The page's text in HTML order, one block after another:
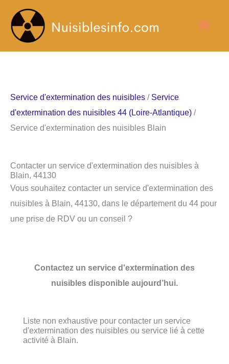
contenu
Service d'extermination des nuisibles / Service
d'extermination des nuisibles 44 (Loire-Atlantique) /
Service d'extermination des nuisibles Blain
Contacter un service d'extermination des nuisibles à
Blain, 44130
Vous souhaitez contacter un service d'extermination des
nuisibles à Blain, 44130, dans le département du 44 pour
une prise de RDV ou un conseil ?
Contactez un service d'extermination des
nuisibles disponible aujourd’hui.
Liste non exhaustive pour contacter un service
d'extermination des nuisibles ou service lié à cette
activité à Blain.